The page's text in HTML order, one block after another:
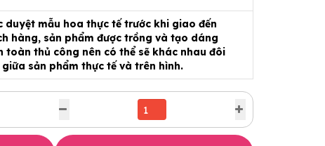
duyệt mẫu hoa thực tế trước khi giao đến
hàng, sản phẩm được trồng và tạo dáng
toàn thủ công nên có thể sẽ khác nhau đôi
giữa sản phẩm thực tế và trên hình.